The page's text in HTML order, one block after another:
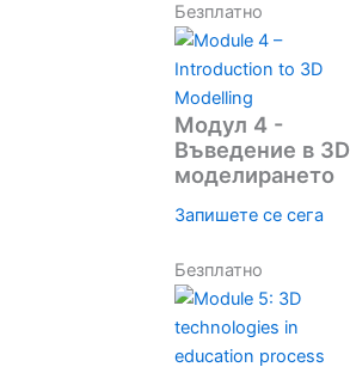
Безплатно
Модул 4 -
Въведение в 3D
моделирането
Запишете се сега
Безплатно